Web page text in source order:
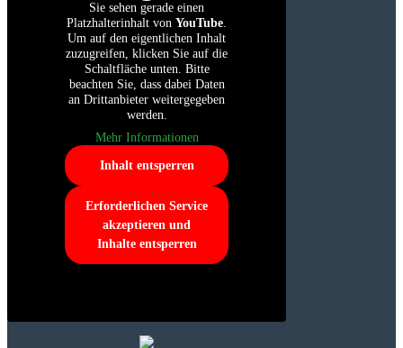
Sie sehen gerade einen
Platzhalterinhalt von YouTube.
Um auf den eigentlichen Inhalt
zuzugreifen, klicken Sie auf die
Schaltfläche unten. Bitte
beachten Sie, dass dabei Daten
an Drittanbieter weitergegeben
werden.
Mehr Informationen
Inhalt entsperren
Erforderlichen Service
akzeptieren und
Inhalte entsperren